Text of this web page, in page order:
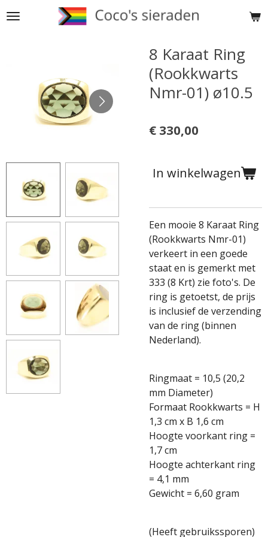
Ga
8 Karaat Ring
(Rookkwarts
Nmr-01) ø10.5
€ 330,00
In winkelwagen
Een mooie 8 Karaat Ring
(Rookkwarts Nmr-01)
verkeert in een goede
staat en is gemerkt met
333 (8 Krt) zie foto's. De
ring is getoetst, de prijs
is inclusief de verzending
van de ring (binnen
Nederland).
Ringmaat = 10,5 (20,2
mm Diameter)
Formaat Rookkwarts = H
1,3 cm x B 1,6 cm
Hoogte voorkant ring =
1,7 cm
Hoogte achterkant ring
= 4,1 mm
Gewicht = 6,60 gram
(Heeft gebruikssporen)